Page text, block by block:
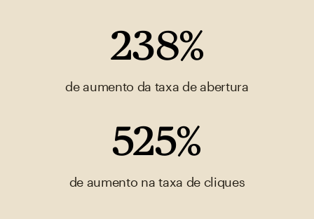
238%
de aumento da taxa de abertura
525%
de aumento na taxa de cliques